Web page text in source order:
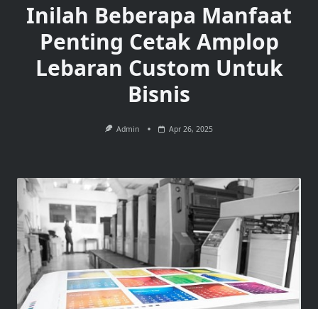
Inilah Beberapa Manfaat
Penting Cetak Amplop
Lebaran Custom Untuk
Bisnis
Admin Apr 26, 2025